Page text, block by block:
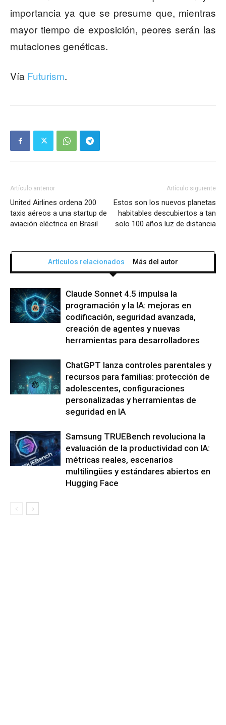
importancia ya que se presume que, mientras
mayor tiempo de exposición, peores serán las
mutaciones genéticas.
Vía Futurism.
Artículo anterior
United Airlines ordena 200
taxis aéreos a una startup de
aviación eléctrica en Brasil
Artículo siguiente
Estos son los nuevos planetas
habitables descubiertos a tan
solo 100 años luz de distancia
Artículos relacionados Más del autor
Claude Sonnet 4.5 impulsa la
programación y la IA: mejoras en
codificación, seguridad avanzada,
creación de agentes y nuevas
herramientas para desarrolladores
ChatGPT lanza controles parentales y
recursos para familias: protección de
adolescentes, configuraciones
personalizadas y herramientas de
seguridad en IA
Samsung TRUEBench revoluciona la
evaluación de la productividad con IA:
métricas reales, escenarios
multilingües y estándares abiertos en
Hugging Face